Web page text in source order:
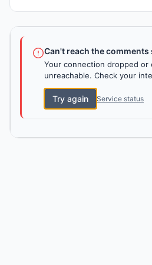
Can't reach the comments
Your connection dropped or
unreachable. Check your
Try again Service status